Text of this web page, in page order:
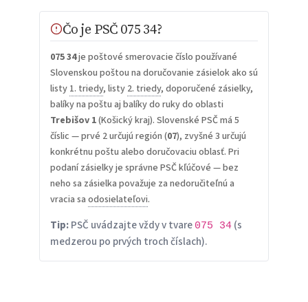
Čo je PSČ 075 34?
075 34je poštové smerovacie číslo používané
Slovenskou poštou na doručovanie zásielok ako sú
listy 1. triedy, listy 2. triedy, doporučené zásielky,
balíky na poštu aj balíky do ruky do oblasti
Trebišov 1(Košický kraj). Slovenské PSČ má 5
číslic — prvé 2 určujú región (07), zvyšné 3 určujú
konkrétnu poštu alebo doručovaciu oblasť. Pri
podaní zásielky je správne PSČ kľúčové — bez
neho sa zásielka považuje za nedoručiteľnú a
vracia sa odosielateľovi.
Tip:PSČ uvádzajte vždy v tvare 075 34(s
medzerou po prvých troch číslach).